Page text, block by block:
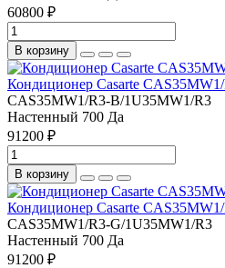
60800 ₽
В корзину
Кондиционер Casarte
СAS35MW1/R3-B/1U35MW1/R3
Настенный 700 Да
91200 ₽
В корзину
Кондиционер Casarte
СAS35MW1/R3-G/1U35MW1/R3
Настенный 700 Да
91200 ₽